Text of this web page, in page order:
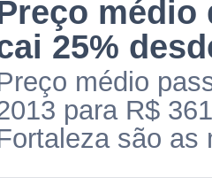
médio
25%
médio
para R$
são as